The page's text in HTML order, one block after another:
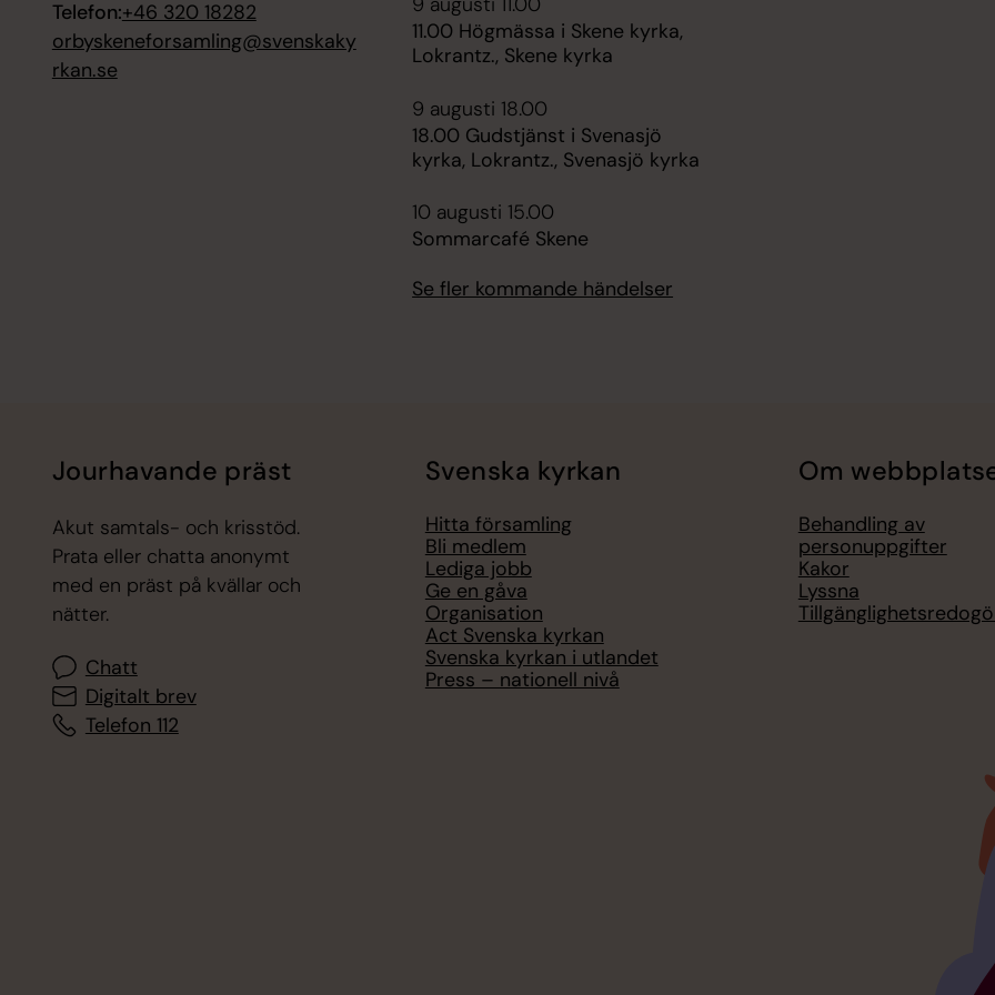
Telefon:+46 320 18282
orbyskeneforsamling@svenskaky
rkan.se
11.00 Högmässa i Skene kyrka,
Lokrantz., Skene kyrka
9 augusti 18.00
18.00 Gudstjänst i Svenasjö
kyrka, Lokrantz., Svenasjö kyrka
10 augusti 15.00
Sommarcafé Skene
Se fler kommande händelser
Jourhavande präst
Akut samtals- och krisstöd.
Prata eller chatta anonymt
med en präst på kvällar och
nätter.
Chatt
Digitalt brev
Telefon 112
Svenska kyrkan
Hitta församling
Bli medlem
Lediga jobb
Ge en gåva
Organisation
Act Svenska kyrkan
Svenska kyrkan i utlandet
Press – nationell nivå
Om
Behandling av
personuppgifter
Kakor
Lyssna